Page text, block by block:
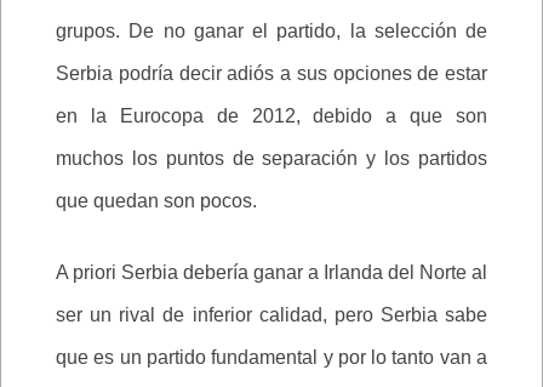
grupos. De no ganar el partido, la selección de
Serbia podría decir adiós a sus opciones de estar
en la Eurocopa de 2012, debido a que son
muchos los puntos de separación y los partidos
que quedan son pocos.
A priori Serbia debería ganar a Irlanda del Norte al
ser un rival de inferior calidad, pero Serbia sabe
que es un partido fundamental y por lo tanto van a